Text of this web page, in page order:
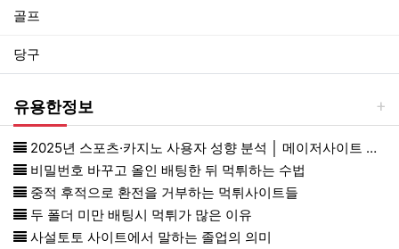
골프
당구
유용한정보
2025년 스포츠·카지노 사용자 성향 분석 │ 메이저사이트 선택과 먹튀검증 기준까지
비밀번호 바꾸고 올인 배팅한 뒤 먹튀하는 수법
중적 후적으로 환전을 거부하는 먹튀사이트들
두 폴더 미만 배팅시 먹튀가 많은 이유
사설토토 사이트에서 말하는 졸업의 의미